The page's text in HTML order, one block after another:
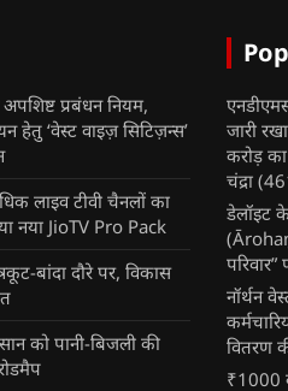
प्रबंधन नियम,
हेतु ‘वेस्ट वाइज़ सिटिज़न्स’
लाइव टीवी चैनलों का
नया JioTV Pro Pack
बांदा दौरे पर, विकास
को पानी-बिजली की
जारी
करोड़
चंद्रा
डेलॉइट
नॉर्थन
वितरण
₹1000